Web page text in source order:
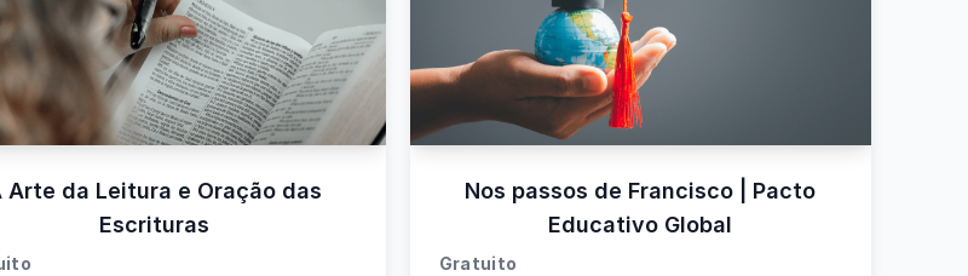
Arte da Leitura e Oração das
Escrituras
Nos passos de Francisco | Pacto
Educativo Global
Gratuito